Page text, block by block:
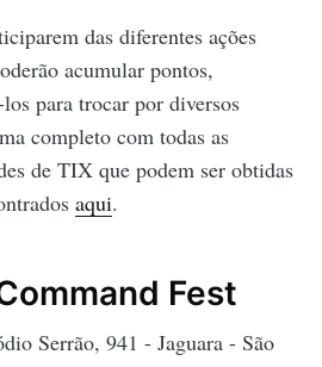
das diferentes ações
acumular pontos,
para trocar por diversos
completo com todas as
de TIX que podem ser obtidas
aqui.
Fest
Serrão, 941 - Jaguara - São